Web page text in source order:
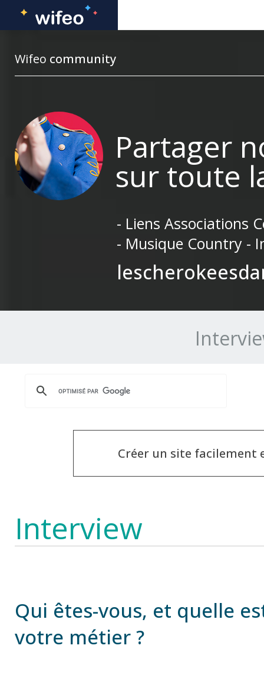
Wifeo community
Partager
sur toute
- Liens Associations
- Musique Country -
Créer un site
Interview
Qui êtes-vous, et quelle
votre métier ?